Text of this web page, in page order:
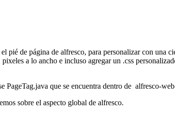
pié de página de alfresco, para personalizar con
a lo ancho e incluso agregar un .css
PageTag.java que se encuentra dentro de alfresco-
sobre el aspecto global de alfresco.